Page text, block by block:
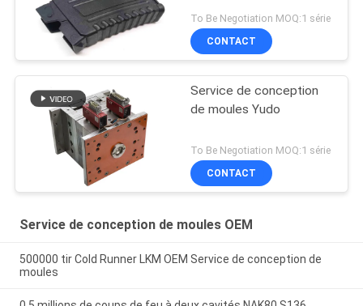
To Be Negotiation MOQ:1 série
CONTACT
Service de conception
de moules Yudo
To Be Negotiation MOQ:1 série
CONTACT
Service de conception de moules OEM
500000 tir Cold Runner LKM OEM Service de conception de
moules